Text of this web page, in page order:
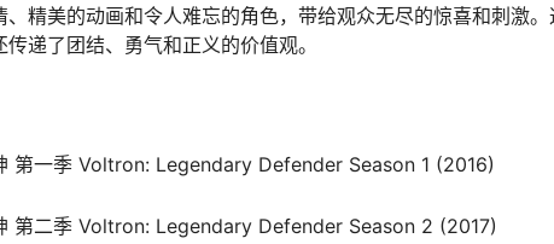
精美的动画和令人难忘的角色，带给观众无尽的惊喜和刺激
递了团结、勇气和正义的价值观。
第一季 Voltron: Legendary Defender Season 1‎ (2016)
第二季 Voltron: Legendary Defender Season 2‎ (2017)